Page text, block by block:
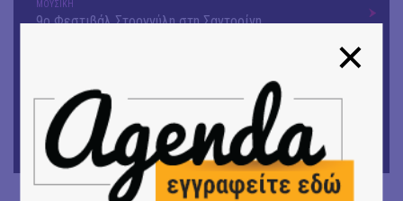
ΜΟΥΣΙΚΗ
9o Φεστιβάλ Στρογγύλη στη Σαντορίνη
ΜΟΥΣΙΚΗ
Οι Λόγος Τιμής σε πανελλαδική περιοδεία για την
παρουσίαση του νέου album